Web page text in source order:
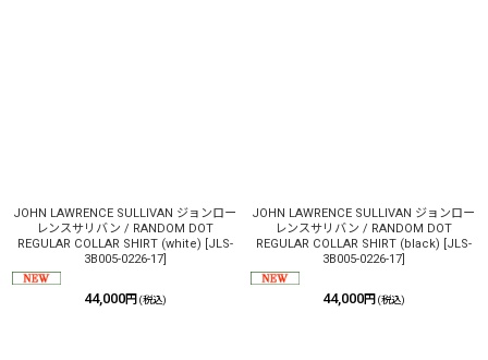
JOHN LAWRENCE SULLIVAN ジョンロー
レンスサリバン / RANDOM DOT
REGULAR COLLAR SHIRT (white) [JLS-
3B005-0226-17]
44,000円 (税込)
JOHN LAWRENCE SULLIVAN ジョンロー
レンスサリバン / RANDOM DOT
REGULAR COLLAR SHIRT (black) [JLS-
3B005-0226-17]
44,000円 (税込)